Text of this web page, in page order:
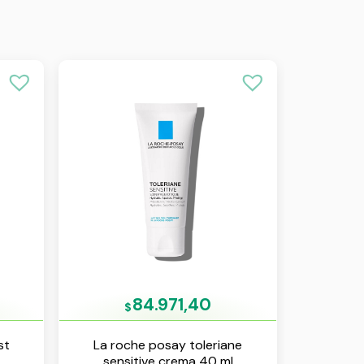
$84.971,40
La roche posay toleriane